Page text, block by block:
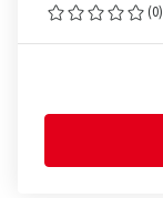
(0)